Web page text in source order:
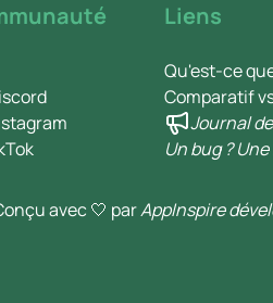
Liens
Qu'est-ce
Comparatif
Journal
Un bug ?
avec 🤍 parAppInspire